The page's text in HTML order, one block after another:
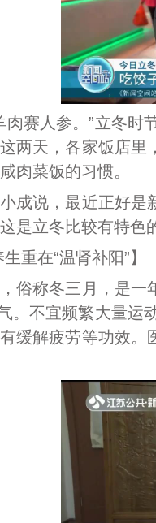
人参。”立冬时
两天，各家饭店
肉菜饭的习惯。
说，最近正好是新
是立冬比较有特色
在“温肾补阳”】
称冬三月，是一
。不宜频繁大量
缓解疲劳等功效